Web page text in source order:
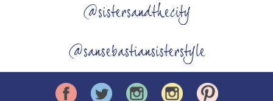
@sistersandthecity
@sansebastiansisterstyle